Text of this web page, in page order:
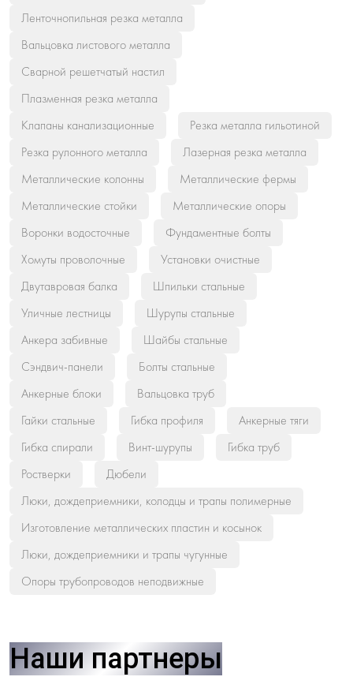
Ленточнопильная резка металла
Вальцовка листового металла
Сварной решетчатый настил
Плазменная резка металла
Клапаны канализационные
Резка металла гильотиной
Резка рулонного металла
Лазерная резка металла
Металлические колонны
Металлические фермы
Металлические стойки
Металлические опоры
Воронки водосточные
Фундаментные болты
Хомуты проволочные
Установки очистные
Двутавровая балка
Шпильки стальные
Уличные лестницы
Шурупы стальные
Анкера забивные
Шайбы стальные
Сэндвич-панели
Болты стальные
Анкерные блоки
Вальцовка труб
Гайки стальные
Гибка профиля
Анкерные тяги
Гибка спирали
Винт-шурупы
Гибка труб
Ростверки
Дюбели
Люки, дождеприемники, колодцы и трапы полимерные
Изготовление металлических пластин и косынок
Люки, дождеприемники и трапы чугунные
Опоры трубопроводов неподвижные
Наши партнеры